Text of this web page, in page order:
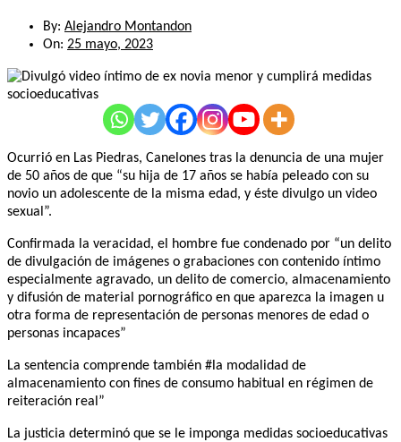
By: Alejandro Montandon
On: 25 mayo, 2023
Ocurrió en Las Piedras, Canelones tras la denuncia de una mujer
de 50 años de que “su hija de 17 años se había peleado con su
novio un adolescente de la misma edad, y éste divulgo un video
sexual”.
Confirmada la veracidad, el hombre fue condenado por “un delito
de divulgación de imágenes o grabaciones con contenido íntimo
especialmente agravado, un delito de comercio, almacenamiento
y difusión de material pornográfico en que aparezca la imagen u
otra forma de representación de personas menores de edad o
personas incapaces”
La sentencia comprende también #la modalidad de
almacenamiento con fines de consumo habitual en régimen de
reiteración real”
La justicia determinó que se le imponga medidas socioeducativas